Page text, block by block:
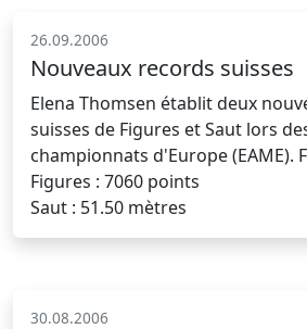
26.09.2006
Nouveaux records suisses
Elena Thomsen établit deux
suisses de Figures et Saut lors
championnats d'Europe (EAME).
Figures : 7060 points
Saut : 51.50 mètres
30.08.2006